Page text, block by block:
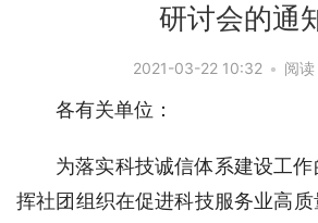
研讨会的通
2021-03-22 10:32 • 阅
各有关单位：
为落实科技诚信体系建设工
挥社团组织在促进科技服务业高